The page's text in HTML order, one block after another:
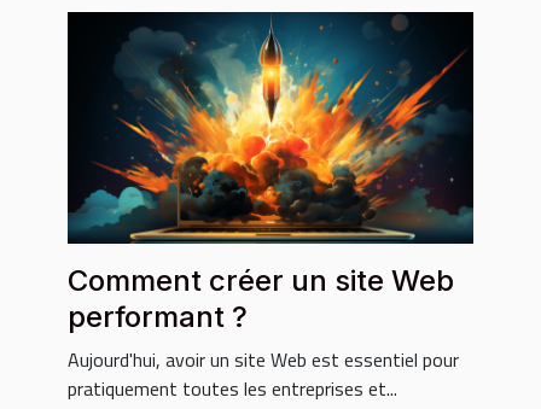
Comment créer un site Web
performant ?
Aujourd'hui, avoir un site Web est essentiel pour
pratiquement toutes les entreprises et...